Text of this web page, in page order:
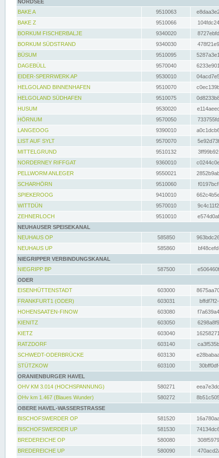
NORDSEE
BAKE A
9510063
BAKE Z
9510066
BORKUM FISCHERBALJE
9340020
BORKUM SÜDSTRAND
9340030
BÜSUM
9510095
DAGEBÜLL
9570040
EIDER-SPERRWERK AP
9530010
HELGOLAND BINNENHAFEN
9510070
HELGOLAND SÜDHAFEN
9510075
HUSUM
9530020
HÖRNUM
9570050
LANGEOOG
9390010
LIST AUF SYLT
9570070
MITTELGRUND
9510132
NORDERNEY RIFFGAT
9360010
PELLWORM ANLEGER
9550021
SCHARHÖRN
9510060
SPIEKEROOG
9410010
WITTDÜN
9570010
ZEHNERLOCH
9510010
NEUHAUSER SPEISEKANAL
NEUHAUS OP
585850
NEUHAUS UP
585860
NIEGRIPPER VERBINDUNGSKANAL
NIEGRIPP BP
587500
ODER
EISENHÜTTENSTADT
603000
FRANKFURT1 (ODER)
603031
HOHENSAATEN-FINOW
603080
KIENITZ
603050
KIETZ
603040
RATZDORF
603140
SCHWEDT-ODERBRÜCKE
603130
STÜTZKOW
603100
ORANIENBURGER HAVEL
OHV KM 3.014 (HOCHSPANNUNG)
580271
OHv km 1.467 (Blaues Wunder)
580272
OBERE HAVEL-WASSERSTRASSE
BISCHOFSWERDER OP
581520
BISCHOFSWERDER UP
581530
BREDEREICHE OP
580080
BREDEREICHE UP
580090